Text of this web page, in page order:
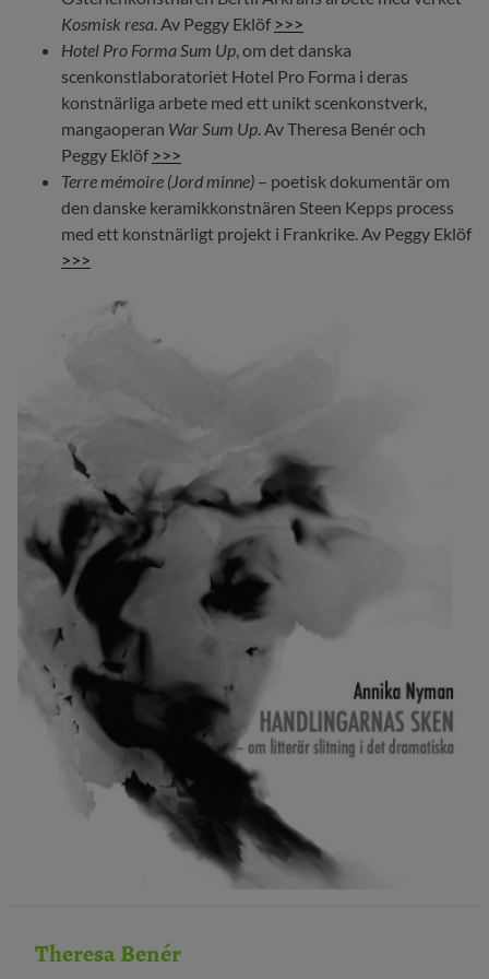
Kosmisk resa . Av Peggy Eklöf >>>
Hotel Pro Forma Sum Up , om det danska
scenkonstlaboratoriet Hotel Pro Forma i deras
konstnärliga arbete med ett unikt scenkonstverk,
mangaoperan War Sum Up . Av Theresa Benér och
Peggy Eklöf >>>
Terre mémoire (Jord minne) – poetisk dokumentär om
den danske keramikkonstnären Steen Kepps process
med ett konstnärligt projekt i Frankrike. Av Peggy Eklöf
>>>
Theresa Benér